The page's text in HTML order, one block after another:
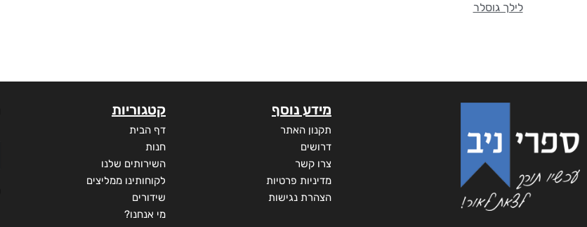
לילך גוסלר
מידע נוסף
תקנון האתר
דרושים
צרו קשר
מדיניות פרטיות
הצהרת נגישות
קטגוריות
דף הבית
חנות
השירותים שלנו
לקוחותינו ממליצים
שידורים
מי אנחנו?